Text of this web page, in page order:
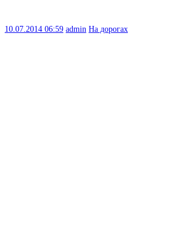
10.07.2014 06:59 admin На дорогах